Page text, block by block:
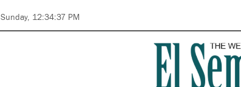
Sunday, 12:34:37 PM